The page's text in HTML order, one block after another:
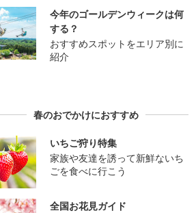
今年のゴールデンウィークは何
する？
おすすめスポットをエリア別に
紹介
春のおでかけにおすすめ
いちご狩り特集
家族や友達を誘って新鮮ないち
ごを食べに行こう
全国お花見ガイド